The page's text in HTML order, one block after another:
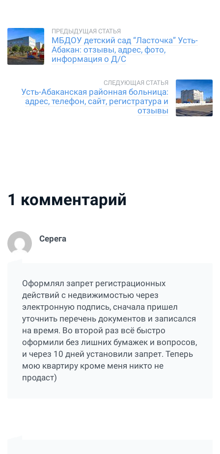
МБДОУ детский сад “Ласточка” Усть-
Абакан: отзывы, адрес, фото,
информация о Д/С
Усть-Абаканская районная больница:
адрес, телефон, сайт, регистратура и
отзывы
1 комментарий
Серега
Оформлял запрет регистрационных
действий с недвижимостью через
электронную подпись, сначала пришел
уточнить перечень документов и записался
на время. Во второй раз всё быстро
оформили без лишних бумажек и вопросов,
и через 10 дней установили запрет. Теперь
мою квартиру кроме меня никто не
продаст)